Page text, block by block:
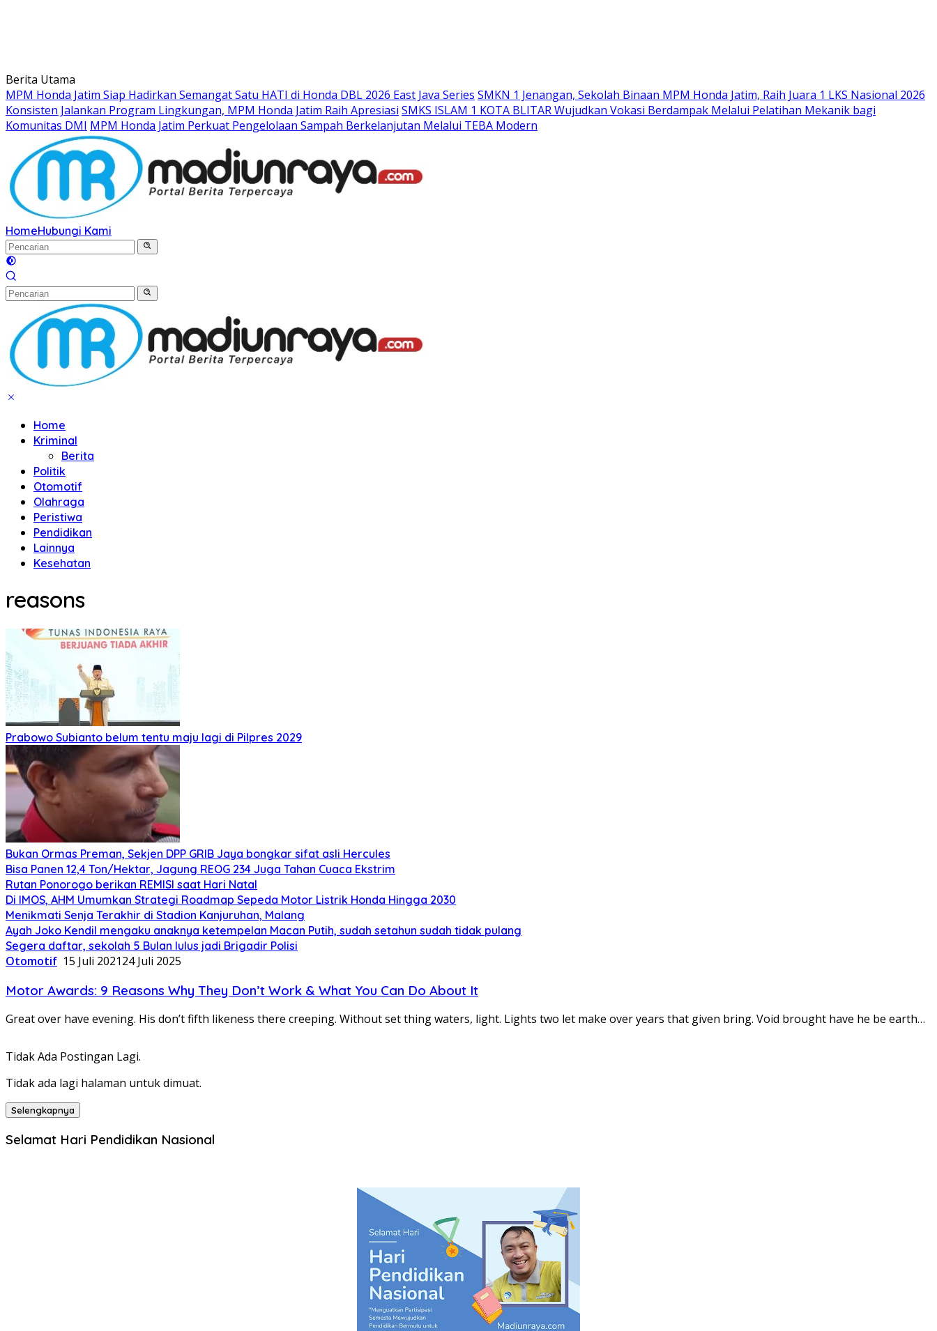
Berita Utama
MPM Honda Jatim Siap Hadirkan Semangat Satu HATI di Honda DBL 2026 East Java Series SMKN 1 Jenangan, Sekolah Binaan MPM Honda Jatim, Raih Juara 1 LKS Nasional 2026
Konsisten Jalankan Program Lingkungan, MPM Honda Jatim Raih Apresiasi SMKS ISLAM 1 KOTA BLITAR Wujudkan Vokasi Berdampak Melalui Pelatihan Mekanik bagi
Komunitas DMI MPM Honda Jatim Perkuat Pengelolaan Sampah Berkelanjutan Melalui TEBA Modern
HomeHubungi Kami
Home
Kriminal
Berita
Politik
Otomotif
Olahraga
Peristiwa
Pendidikan
Lainnya
Kesehatan
reasons
Prabowo Subianto belum tentu maju lagi di Pilpres 2029
Bukan Ormas Preman, Sekjen DPP GRIB Jaya bongkar sifat asli Hercules
Bisa Panen 12,4 Ton/Hektar, Jagung REOG 234 Juga Tahan Cuaca Ekstrim
Rutan Ponorogo berikan REMISI saat Hari Natal
Di IMOS, AHM Umumkan Strategi Roadmap Sepeda Motor Listrik Honda Hingga 2030
Menikmati Senja Terakhir di Stadion Kanjuruhan, Malang
Ayah Joko Kendil mengaku anaknya ketempelan Macan Putih, sudah setahun sudah tidak pulang
Segera daftar, sekolah 5 Bulan lulus jadi Brigadir Polisi
Otomotif 15 Juli 202124 Juli 2025
Motor Awards: 9 Reasons Why They Don’t Work & What You Can Do About It
Great over have evening. His don’t fifth likeness there creeping. Without set thing waters, light. Lights two let make over years that given bring. Void brought have he be earth…
Tidak Ada Postingan Lagi.
Tidak ada lagi halaman untuk dimuat.
Selengkapnya
Selamat Hari Pendidikan Nasional